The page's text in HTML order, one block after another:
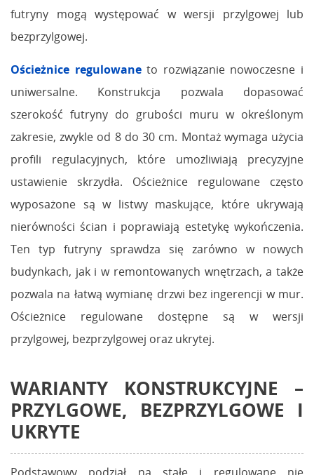
futryny mogą występować w wersji przylgowej lub
bezprzylgowej.
Ościeżnice regulowane to rozwiązanie nowoczesne i
uniwersalne. Konstrukcja pozwala dopasować
szerokość futryny do grubości muru w określonym
zakresie, zwykle od 8 do 30 cm. Montaż wymaga użycia
profili regulacyjnych, które umożliwiają precyzyjne
ustawienie skrzydła. Ościeżnice regulowane często
wyposażone są w listwy maskujące, które ukrywają
nierówności ścian i poprawiają estetykę wykończenia.
Ten typ futryny sprawdza się zarówno w nowych
budynkach, jak i w remontowanych wnętrzach, a także
pozwala na łatwą wymianę drzwi bez ingerencji w mur.
Ościeżnice regulowane dostępne są w wersji
przylgowej, bezprzylgowej oraz ukrytej.
WARIANTY KONSTRUKCYJNE –
PRZYLGOWE, BEZPRZYLGOWE I
UKRYTE
Podstawowy podział na stałe i regulowane nie